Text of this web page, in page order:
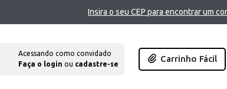
Insira o seu CEP para encontrar um
Acessando como convidado
Faça o login ou cadastre-se
Carrinho Fácil